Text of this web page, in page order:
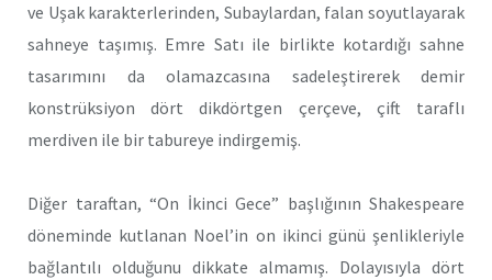
ve Uşak karakterlerinden, Subaylardan, falan soyutlayarak
sahneye taşımış. Emre Satı ile birlikte kotardığı sahne
tasarımını da olamazcasına sadeleştirerek demir
konstrüksiyon dört dikdörtgen çerçeve, çift taraflı
merdiven ile bir tabureye indirgemiş.
Diğer taraftan, “On İkinci Gece” başlığının Shakespeare
döneminde kutlanan Noel’in on ikinci günü şenlikleriyle
bağlantılı olduğunu dikkate almamış. Dolayısıyla dört